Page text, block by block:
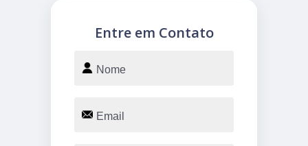
Entre em Contato